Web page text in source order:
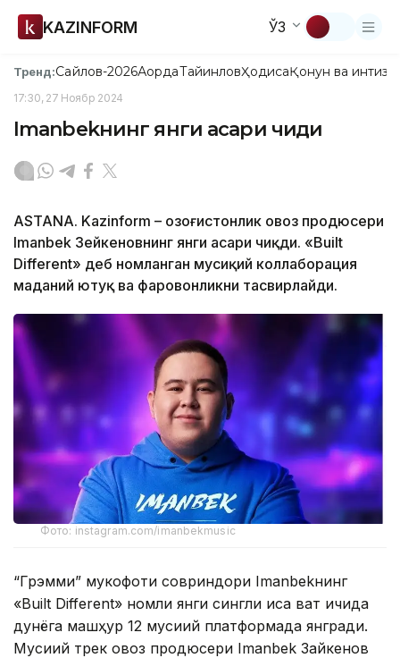
KAZINFORM ЎЗ
Тренд:Сайлов-2026АқордаТайинловҲодисаҚонун ва
17:30, 27 Ноябр 2024
Imanbekнинг янги асари чиқди
ASTANA. Kazinform – Қозоғистонлик овоз продюсери
Imanbek Зейкеновнинг янги асари чиқди. «Built
Different» деб номланган мусиқий коллаборация
маданий ютуқ ва фаровонликни тасвирлайди.
Фото: instagram.com/imanbekmusic
“Грэмми” мукофоти совриндори Imanbekнинг
«Built Different» номли янги сингли қисқа вақт ичида
дунёга машҳур 12 мусиқий платформада янгради.
Мусиқий трек овоз продюсери Imanbek Зайкенов